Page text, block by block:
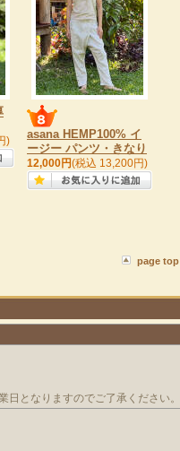
)
asana HEMP100% イ
ージー パンツ・きなり
12,000円(税込 13,200円)
page top
となりますのでご了承ください。